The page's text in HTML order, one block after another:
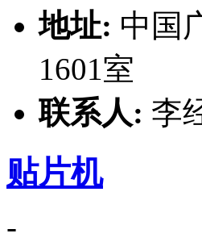
地址: 中国
1601室
联系人: 李
贴片机
-